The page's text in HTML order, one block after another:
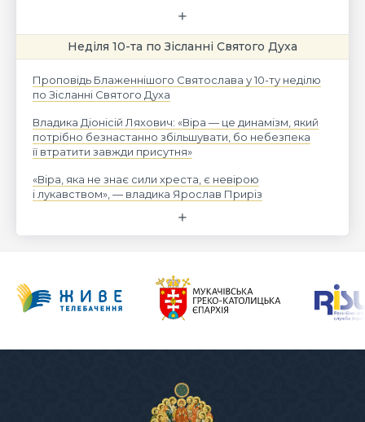
Неділя 10-та по Зісланні Святого Духа
Проповідь Блаженнішого Святослава у 10-ту неділю
по Зісланні Святого Духа
Владика Діонісій Ляхович: «Віра — це динамізм, який
потрібно безнастанно збільшувати, бо небезпека
її втратити завжди присутня»
«Віра, яка не знає сили хреста, є невірою
і лукавством», — владика Ярослав Приріз